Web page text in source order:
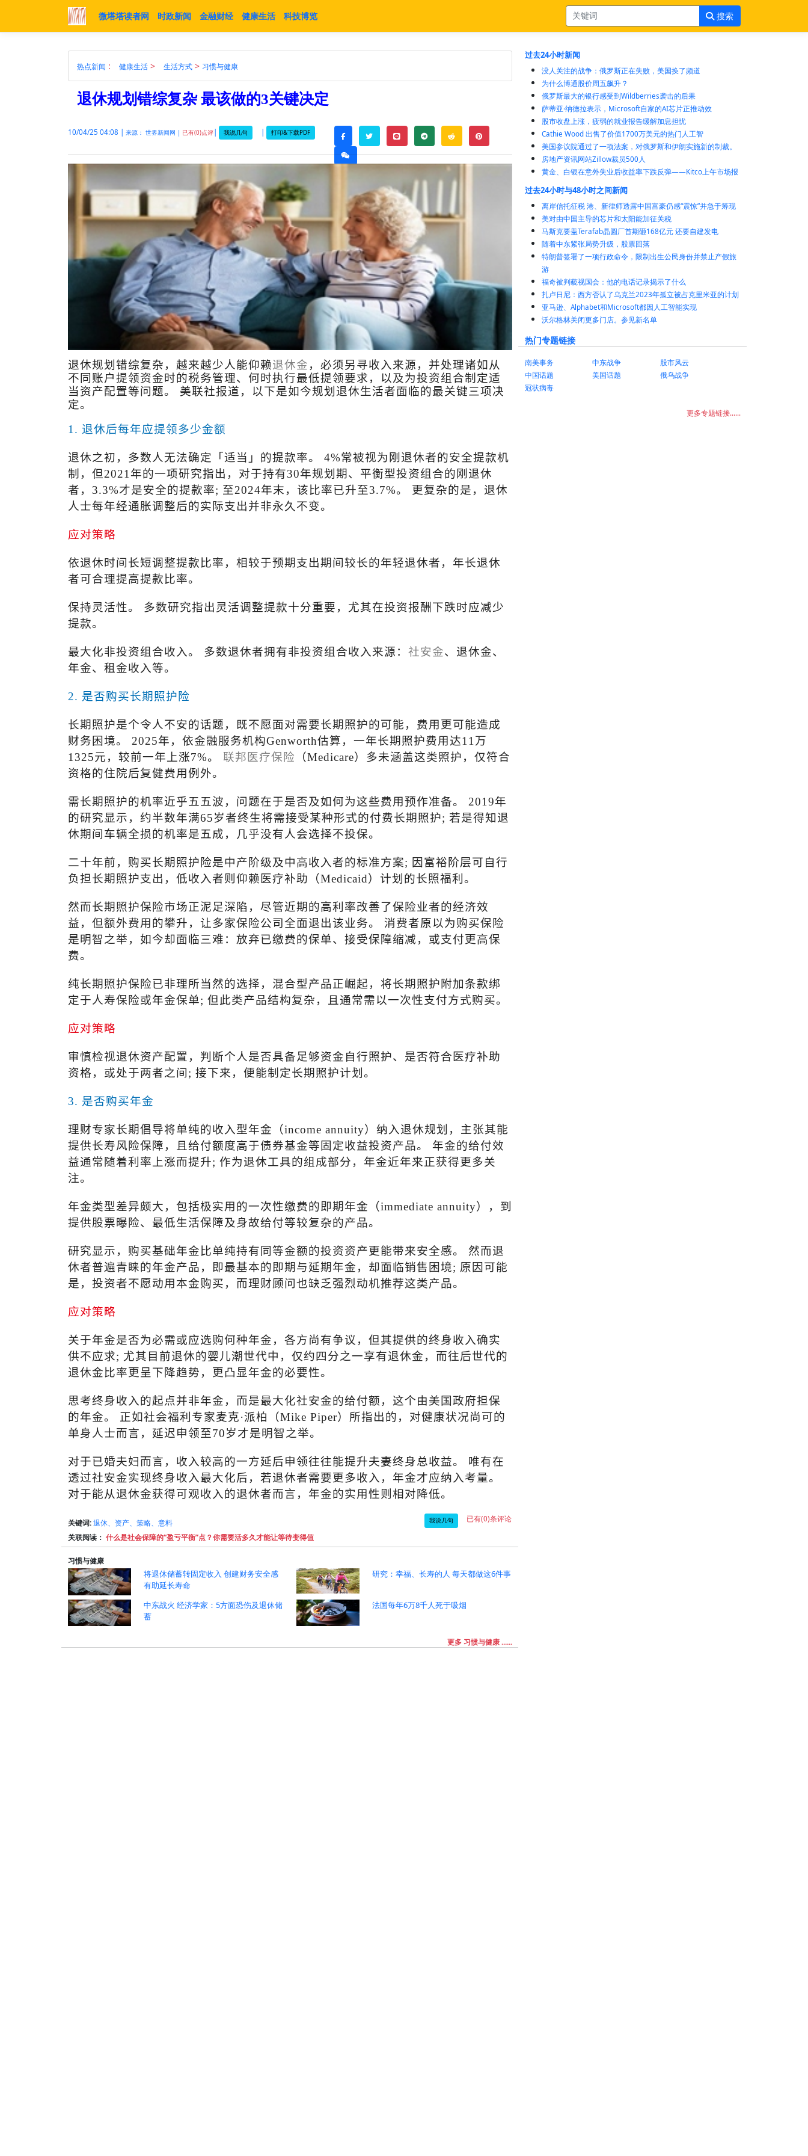
微塔塔读者网 时政新闻 金融财经 健康生活 科技博览 搜索
热点新闻 : 健康生活> 生活方式 > 习惯与健康
退休规划错综复杂 最该做的3关键决定
10/04/25 04:08 | 来源： 世界新闻网 | 已有(0)点评| 我说几句 | 打印&下载PDF facebooktwitterline telegramreddit pinterest
weixin
退休规划错综复杂，越来越少人能仰赖退休金 ，必须另寻收入来源，并处理诸如从
不同账户提领资金时的税务管理、何时执行最低提领要求，以及为投资组合制定适
当资产配置等问题。 美联社报道，以下是如今规划退休生活者面临的最关键三项决
定。
1. 退休后每年应提领多少金额
退休之初，多数人无法确定「适当」的提款率。 4%常被视为刚退休者的安全提款机
制，但2021年的一项研究指出，对于持有30年规划期、平衡型投资组合的刚退休
者， 3.3%才是安全的提款率; 至2024年末，该比率已升至3.7%。 更复杂的是，退休
人士每年经通胀调整后的实际支出并非永久不变。
应对策略
依退休时间长短调整提款比率，相较于预期支出期间较长的年轻退休者，年长退休
者可合理提高提款比率。
保持灵活性。 多数研究指出灵活调整提款十分重要，尤其在投资报酬下跌时应减少
提款。
最大化非投资组合收入。 多数退休者拥有非投资组合收入来源： 社安金、退休金、
年金、租金收入等。
2. 是否购买长期照护险
长期照护是个令人不安的话题，既不愿面对需要长期照护的可能，费用更可能造成
财务困境。
2025年，依金融服务机构Genworth估算，一年长期照护费用达11万
1325元，较前一年上涨7%。 联邦医疗保险 （Medicare）多未涵盖这类照护，仅符合
资格的住院后复健费用例外。
需长期照护的机率近乎五五波，问题在于是否及如何为这些费用预作准备。 2019年
的研究显示，约半数年满65岁者终生将需接受某种形式的付费长期照护; 若是得知退
休期间车辆全损的机率是五成，几乎没有人会选择不投保。
二十年前，购买长期照护险是中产阶级及中高收入者的标准方案; 因富裕阶层可自行
负担长期照护支出，低收入者则仰赖医疗补助（Medicaid）计划的长照福利。
然而长期照护保险市场正泥足深陷，尽管近期的高利率改善了保险业者的经济效
益，但额外费用的攀升，让多家保险公司全面退出该业务。 消费者原以为购买保险
是明智之举，如今却面临三难：放弃已缴费的保单、接受保障缩减，或支付更高保
费。
纯长期照护保险已非理所当然的选择，混合型产品正崛起，将长期照护附加条款绑
定于人寿保险或年金保单; 但此类产品结构复杂，且通常需以一次性支付方式购买。
应对策略
审慎检视退休资产配置，判断个人是否具备足够资金自行照护、是否符合医疗补助
资格，或处于两者之间 ; 接下来，便能制定长期照护计划。
3. 是否购买年金
理财专家长期倡导将单纯的收入型年金（income annuity）纳入退休规划，主张其能
提供长寿风险保障，且给付额度高于债券基金等固定收益投资产品。 年金的给付效
益通常随着利率上涨而提升; 作为退休工具的组成部分，年金近年来正获得更多关
注。
年金类型差异颇大，包括极实用的一次性缴费的即期年金（immediate annuity），到
提供股票曝险、最低生活保障及身故给付等较复杂的产品。
研究显示，购买基础年金比单纯持有同等金额的投资资产更能带来安全感。 然而退
休者普遍青睐的年金产品，即最基本的即期与延期年金，却面临销售困境; 原因可能
是，投资者不愿动用本金购买，而理财顾问也缺乏强烈动机推荐这类产品。
应对策略
关于年金是否为必需或应选购何种年金，各方尚有争议，但其提供的终身收入确实
供不应求; 尤其目前退休的婴儿潮世代中，仅约四分之一享有退休金，而往后世代的
退休金比率更呈下降趋势，更凸显年金的必要性。
思考终身收入的起点并非年金，而是最大化社安金的给付额，这个由美国政府担保
的年金。 正如社会福利专家麦克·派柏（Mike Piper）所指出的，对健康状况尚可的
单身人士而言，延迟申领至70岁才是明智之举。
对于已婚夫妇而言，收入较高的一方延后申领往往能提升夫妻终身总收益。 唯有在
透过社安金实现终身收入最大化后，若退休者需要更多收入，年金才应纳入考量。
对于能从退休金获得可观收入的退休者而言，年金的实用性则相对降低。
关键词: 退休、资产、策略、意料 我说几句 已有(0)条评论
关联阅读： 什么是社会保障的“盈亏平衡”点？你需要活多久才能让等待变得值
习惯与健康
将退休储蓄转固定收入 创建财务安全感
有助延长寿命
研究：幸福、长寿的人 每天都做这6件事
中东战火 经济学家：5方面恐伤及退休储
蓄
法国每年6万8千人死于吸烟
更多 习惯与健康 ......
过去24小时新闻
没人关注的战争：俄罗斯正在失败，美国换了频道
为什么博通股价周五飙升？
俄罗斯最大的银行感受到Wildberries袭击的后果
萨蒂亚·纳德拉表示，Microsoft自家的AI芯片正推动效
股市收盘上涨，疲弱的就业报告缓解加息担忧
Cathie Wood 出售了价值1700万美元的热门人工智
美国参议院通过了一项法案，对俄罗斯和伊朗实施新的制裁。
房地产资讯网站Zillow裁员500人
黄金、白银在意外失业后收益率下跌反弹——Kitco上午市场报
过去24小时与48小时之间新闻
离岸信托征税 港、新律师透露中国富豪仍感“震惊”并急于筹现
美对由中国主导的芯片和太阳能加征关税
马斯克要盖Terafab晶圆厂首期砸168亿元 还要自建发电
随着中东紧张局势升级，股票回落
特朗普签署了一项行政命令，限制出生公民身份并禁止产假旅
游
福奇被判藐视国会：他的电话记录揭示了什么
扎卢日尼：西方否认了乌克兰2023年孤立被占克里米亚的计划
亚马逊、Alphabet和Microsoft都因人工智能实现
沃尔格林关闭更多门店。参见新名单
热门专题链接
南美事务 中东战争
股市风云
中国话题
美国话题
俄乌战争
冠状病毒
更多专题链接......